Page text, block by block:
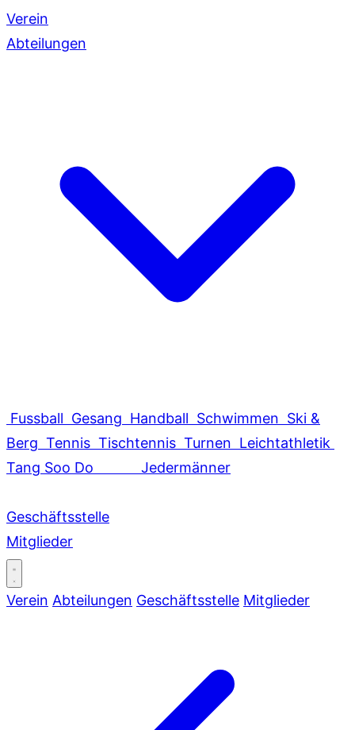
Verein
Abteilungen
Fussball Gesang Handball Schwimmen Ski &
Berg Tennis Tischtennis Turnen Leichtathletik
Tang Soo Do
Jedermänner
Geschäftsstelle
Mitglieder
Verein Abteilungen Geschäftsstelle Mitglieder